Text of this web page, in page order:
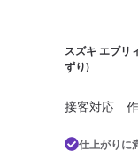
スズキ エブリ
ずり)
接客対応
仕上がりに